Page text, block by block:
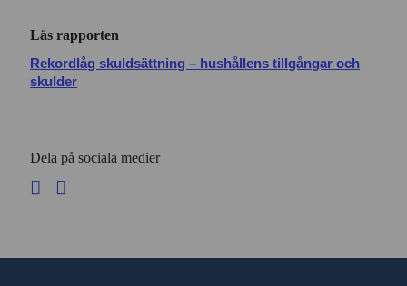
Läs rapporten
Rekordlåg skuldsättning – hushållens tillgångar och
skulder
Dela på sociala medier